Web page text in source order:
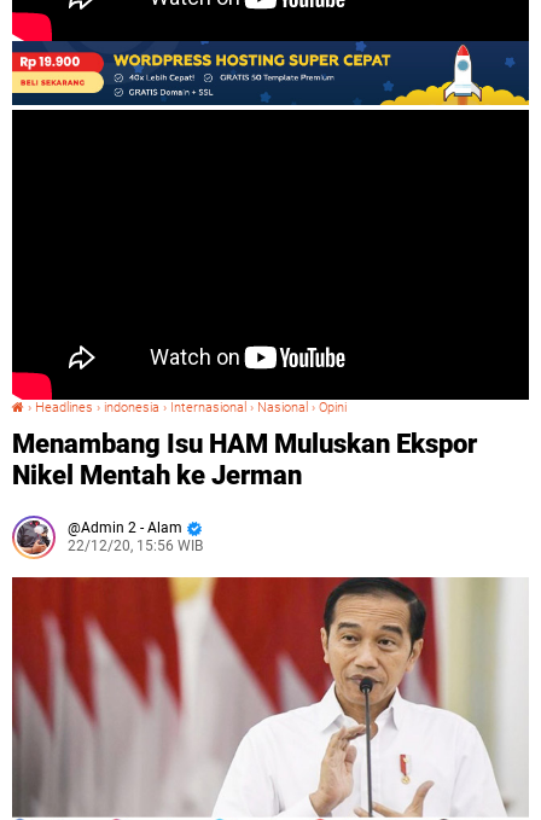
› Headlines › indonesia › Internasional › Nasional › Opini
Menambang Isu HAM Muluskan Ekspor
Nikel Mentah ke Jerman
Admin 2 - Alam
22/12/20, 15:56 WIB